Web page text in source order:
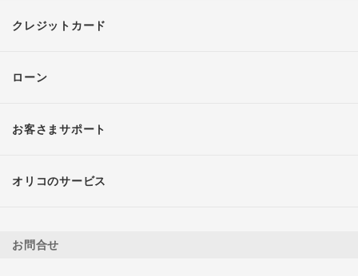
クレジットカード
ローン
お客さまサポート
オリコのサービス
お問合せ